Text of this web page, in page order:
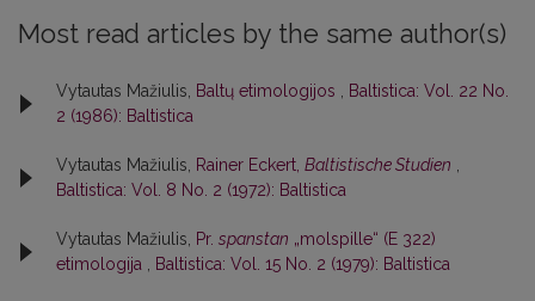
Most read articles by the same author(s)
Vytautas Mažiulis, Baltų etimologijos
Baltistica: Vol. 22 No.
2 (1986): Baltistica
Vytautas Mažiulis, Rainer Eckert, Baltistische Studien
Baltistica: Vol. 8 No. 2 (1972): Baltistica
Vytautas Mažiulis, Pr. spanstan „molspille“ (E 322)
etimologija
Baltistica: Vol. 15 No. 2 (1979): Baltistica